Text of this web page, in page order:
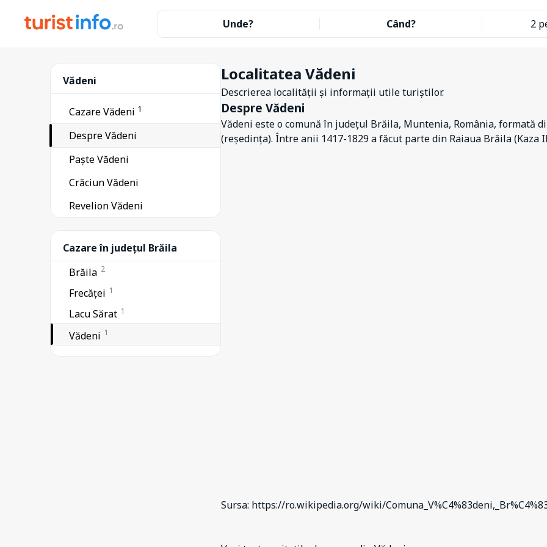
Unde? Când? 2
Vădeni
Cazare Vădeni 1
Despre Vădeni
Paște Vădeni
Crăciun Vădeni
Revelion Vădeni
Cazare în județul Brăila
Brăila 2
Frecăței 1
Lacu Sărat 1
Vădeni 1
Localitatea Vădeni
Descrierea localității și informații utile turiștilor.
Despre Vădeni
Vădeni este o comună în județul Brăila, Muntenia, România, formată
(reședința). Între anii 1417-1829 a făcut parte din Raiaua Brăila
Sursa: https://ro.wikipedia.org/wiki/